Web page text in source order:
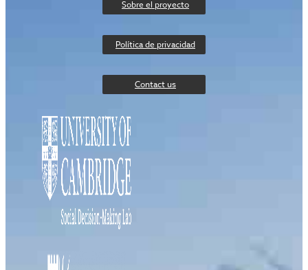
Sobre el proyecto
Política de privacidad
Contact us